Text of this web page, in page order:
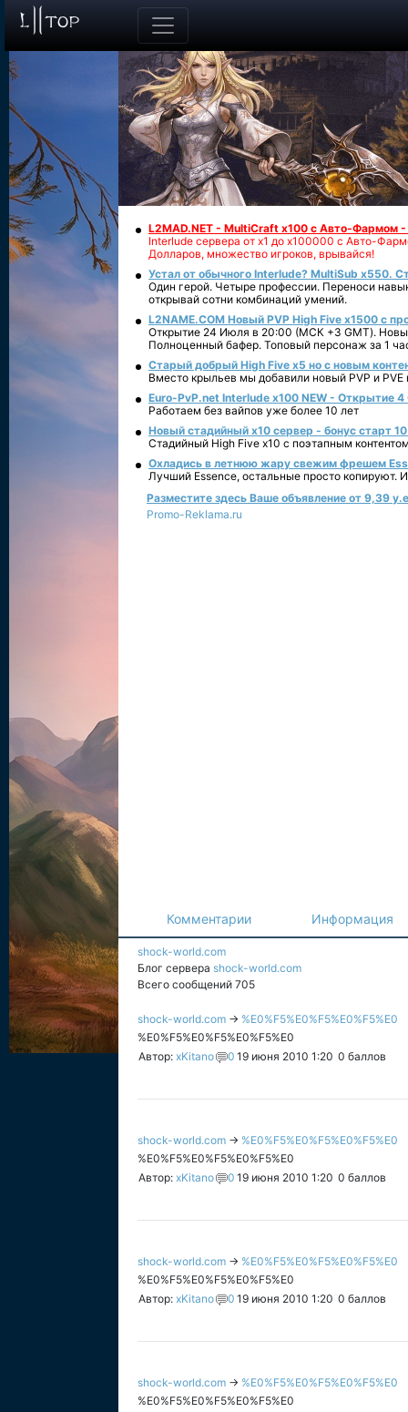
L2MAD.NET - MultiCraft x100 с Авто-Фармом
Interlude сервера от х1 до х100000 с Авто-
Долларов, множество игроков, врывайся!
Устал от обычного Interlude? MultiSub x550.
Один герой. Четыре профессии. Переноси
открывай сотни комбинаций умений.
L2NAME.COM Новый PVP High Five x1500 с
Открытие 24 Июля в 20:00 (МСК +3 GMT).
Полноценный бафер. Топовый персонаж за 1
Старый добрый High Five x5 но с новым
Вместо крыльев мы добавили новый PVP и PVE
Euro-PvP.net Interlude х100 NEW - Открытие 4
Работаем без вайпов уже более 10 лет
Новый стадийный х10 сервер - бонус старт
Стадийный High Five x10 с поэтапным
Охладись в летнюю жару свежим фрешем
Лучший Essence, остальные просто копируют.
Разместите здесь Ваше объявление от 9,39
Promo-Reklama.ru
Комментарии Информация
shock-world.com
Блог сервера shock-world.com
Всего сообщений 705
shock-world.com → %E0%F5%E0%F5%E0%F5%E0
%E0%F5%E0%F5%E0%F5%E0
Автор: xKitano 0 19 июня 2010 1:20 0 баллов
shock-world.com → %E0%F5%E0%F5%E0%F5%E0
%E0%F5%E0%F5%E0%F5%E0
Автор: xKitano 0 19 июня 2010 1:20 0 баллов
shock-world.com → %E0%F5%E0%F5%E0%F5%E0
%E0%F5%E0%F5%E0%F5%E0
Автор: xKitano 0 19 июня 2010 1:20 0 баллов
shock-world.com → %E0%F5%E0%F5%E0%F5%E0
%E0%F5%E0%F5%E0%F5%E0